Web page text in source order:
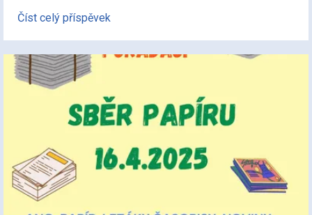
Číst celý příspěvek